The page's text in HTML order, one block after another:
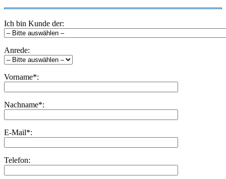
Ich bin Kunde der:
Anrede:
Vorname*:
Nachname*:
E-Mail*:
Telefon: